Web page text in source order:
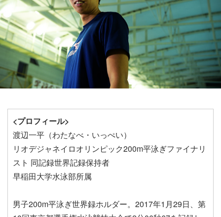
<プロフィール>
渡辺一平（わたなべ・いっぺい）
リオデジャネイロオリンピック200m平泳ぎファイナリ
スト 同記録世界記録保持者
早稲田大学水泳部所属
男子200m平泳ぎ世界録ホルダー。2017年1月29日、第